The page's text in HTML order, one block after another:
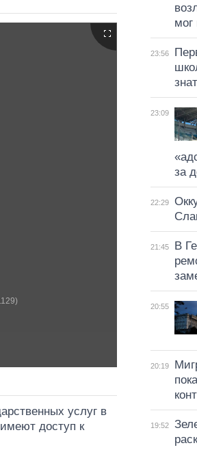
услуг в
доступ к
мог
23:56
23:09
за
22:29
21:45
В
20:55
20:19
19:52